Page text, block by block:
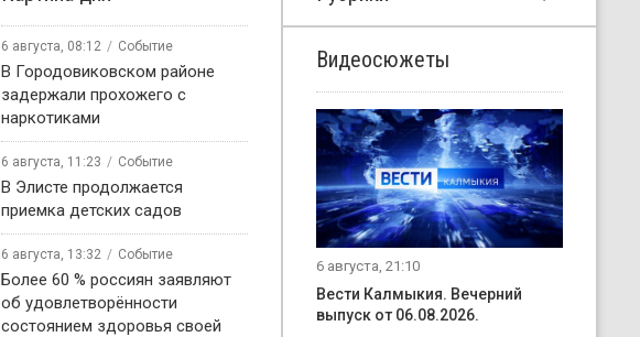
6 августа, 08:12 Событие
В Городовиковском районе
задержали прохожего с
наркотиками
6 августа, 11:23 Событие
В Элисте продолжается
приемка детских садов
6 августа, 13:32 Событие
Более 60 % россиян заявляют
об удовлетворённости
состоянием здоровья своей
Видеосюжеты
6 августа, 21:10
Вести Калмыкия. Вечерний
выпуск от 06.08.2026.